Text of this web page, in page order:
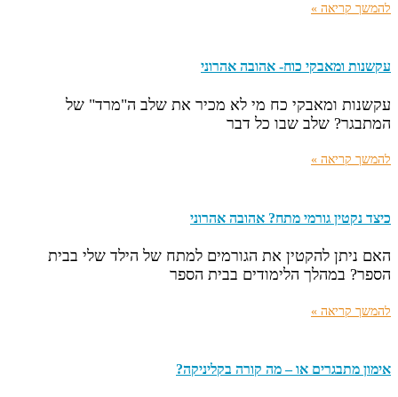
להמשך קריאה »
עקשנות ומאבקי כוח- אהובה אהרוני
עקשנות ומאבקי כח מי לא מכיר את שלב ה"מרד" של
המתבגר? שלב שבו כל דבר
להמשך קריאה »
כיצד נקטין גורמי מתח? אהובה אהרוני
האם ניתן להקטין את הגורמים למתח של הילד שלי בבית
הספר? במהלך הלימודים בבית הספר
להמשך קריאה »
אימון מתבגרים או – מה קורה בקליניקה?